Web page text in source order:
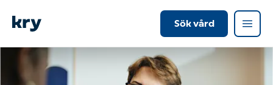
Sök vård